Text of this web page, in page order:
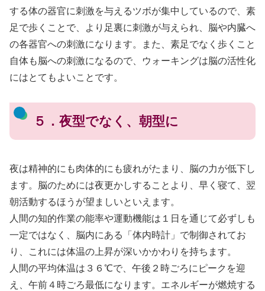
する体の器官に刺激を与えるツボが集中しているので、素
足で歩くことで、より足裏に刺激が与えられ、脳や内臓へ
の各器官への刺激になります。また、素足でなく歩くこと
自体も脳への刺激になるので、ウォーキングは脳の活性化
にはとてもよいことです。
５．夜型でなく、朝型に
夜は精神的にも肉体的にも疲れがたまり、脳の力が低下し
ます。脳のためには夜更かしすることより、早く寝て、翌
朝活動するほうが望ましいといえます。
人間の知的作業の能率や運動機能は１日を通じて必ずしも
一定ではなく、脳内にある「体内時計」で制御されてお
り、これには体温の上昇が深いかかわりを持ちます。
人間の平均体温は３６℃で、午後２時ごろにピークを迎
え、午前４時ごろ最低になります。エネルギーが燃焼する